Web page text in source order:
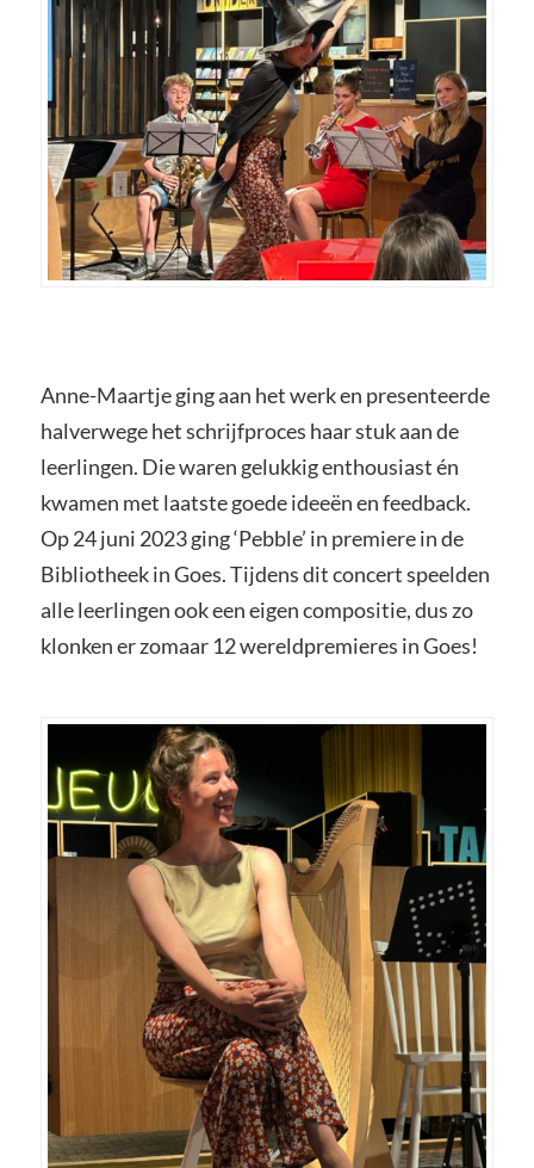
Anne-Maartje ging aan het werk en presenteerde
halverwege het schrijfproces haar stuk aan de
leerlingen. Die waren gelukkig enthousiast én
kwamen met laatste goede ideeën en feedback.
Op 24 juni 2023 ging ‘Pebble’ in premiere in de
Bibliotheek in Goes. Tijdens dit concert speelden
alle leerlingen ook een eigen compositie, dus zo
klonken er zomaar 12 wereldpremieres in Goes!